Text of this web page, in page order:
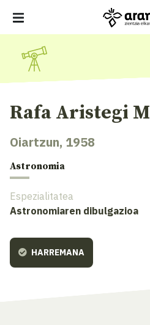
Rafa Aristegi
Oiartzun, 1958
Astronomia
Espezialitatea
Astronomiaren dibulgazioa
HARREMANA